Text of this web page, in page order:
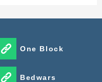
One Block
Bedwars